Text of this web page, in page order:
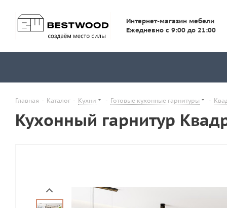
Интернет-магазин мебели
Ежедневно с 9:00 до 21:00
Главная - Каталог - Кухни - Готовые кухонные гарнитуры -
Кухонный гарнитур